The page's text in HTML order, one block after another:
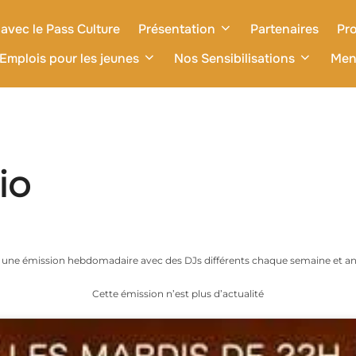
le Pass Culture Présentation Partenaires
pour les jeunes
Nos Sensibilisations
émission hebdomadaire avec des DJs différents chaque semaine et
Cette émission n’est plus d’actualité